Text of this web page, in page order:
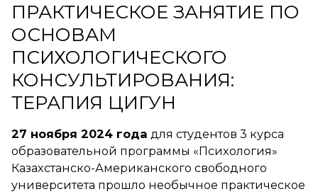
ПРАКТИЧЕСКОЕ ЗАНЯТИЕ ПО
ОСНОВАМ
ПСИХОЛОГИЧЕСКОГО
КОНСУЛЬТИРОВАНИЯ:
ТЕРАПИЯ ЦИГУН
27 ноября 2024 года для студентов 3 курса
образовательной программы «Психология»
Казахстанско-Американского свободного
университета прошло необычное практическое